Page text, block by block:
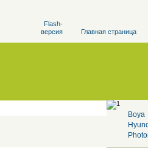
Flash-
версия
Главная страница
Boya